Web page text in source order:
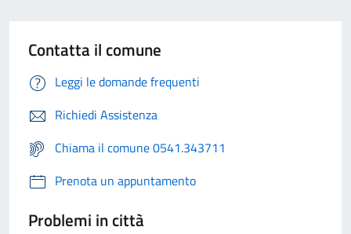
Contatta il comune
Leggi le domande frequenti
Richiedi Assistenza
Chiama il comune 0541.343711
Prenota un appuntamento
Problemi in città